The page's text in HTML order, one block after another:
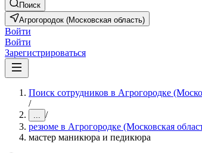
Поиск
Агрогородок (Московская область)
Войти
Войти
Зарегистрироваться
Поиск сотрудников в Агрогородке
/
... /
резюме в Агрогородке (Московская
мастер маникюра и педикюра